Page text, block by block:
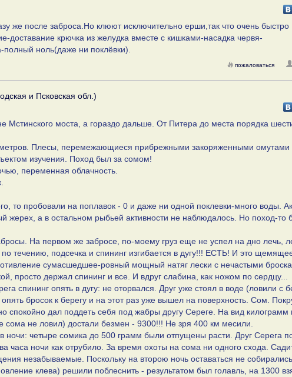
же после заброса.Но клюют исключительно ерши,так что очень быстро
доставание крючка из желудка вместе с кишками-насадка червя-
ноль(даже ни поклёвки).
пожаловаться
и Псковская обл.)
моста, а гораздо дальше. От Питера до места порядка
Плесы, перемежающиеся прибрежными закоряженными омутами
изучения. Поход был за сомом!
переменная облачность.
то пробовали на поплавок - 0 и даже ни одной поклевки-много воды.
жерех, а в остальном рыбьей активности не наблюдалось. Но поход-то
На первом же забросе, по-моему груз еще не успел на дно лечь,
течению, подсечка и спининг изгибается в дугу!!! ЕСТЬ! И это
сумасшедшее-ровный мощный натяг лески с нечастыми
просто держал спининг и все. И вдруг слабина, как ножом по сердцу...
спининг опять в дугу: не оторвался. Друг уже стоял в воде (ловили с
бросок к берегу и на этот раз уже вышел на поверхность. Сом.
спокойно дал поддеть себя под жабры другу Сереге. На вид килограмм
не ловил) достали безмен - 9300!!! Не зря 400 км месили.
ночи: четыре сомика до 500 грамм были отпущены расти. Друг Серега
часа ночи как отрубило. За время охоты на сома ни одного схода.
незабываемые. Поскольку на второю ночь оставаться не
клева) решили поблеснить - результатом был голавль, на 1300